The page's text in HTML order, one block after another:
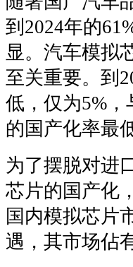
到2024年的
显。汽车模拟
至关重要。到
低，仅为5%
的国产化率最
为了摆脱对进
芯片的国产化
国内模拟芯片
遇，其市场佔